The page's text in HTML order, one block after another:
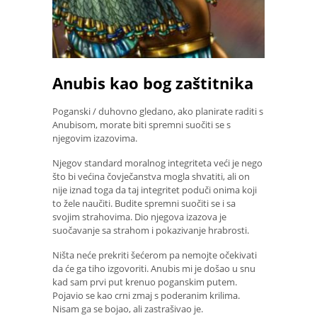
Anubis kao bog zaštitnika
Poganski / duhovno gledano, ako planirate raditi s
Anubisom, morate biti spremni suočiti se s
njegovim izazovima.
Njegov standard moralnog integriteta veći je nego
što bi većina čovječanstva mogla shvatiti, ali on
nije iznad toga da taj integritet poduči onima koji
to žele naučiti. Budite spremni suočiti se i sa
svojim strahovima. Dio njegova izazova je
suočavanje sa strahom i pokazivanje hrabrosti.
Ništa neće prekriti šećerom pa nemojte očekivati ​​
da će ga tiho izgovoriti. Anubis mi je došao u snu
kad sam prvi put krenuo poganskim putem.
Pojavio se kao crni zmaj s poderanim krilima.
Nisam ga se bojao, ali zastrašivao je.